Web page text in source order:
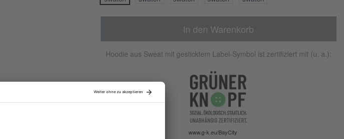
In den Warenkorb
Hoodie aus Sweat mit gesticktem Label-Symbol ist zertifiziert mit (u. a.):
www.g-k.eu/BayCity